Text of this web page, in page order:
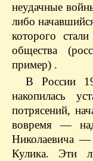
неудачные
либо
которого
общества
пример) .
В России
накопилась
потрясений,
вовремя —
Николаевича —
Кулика. Эти